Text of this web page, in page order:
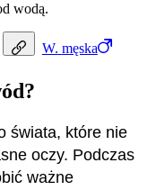
W. męska
wodą.
świata, które nie
oczy. Podczas
ważne